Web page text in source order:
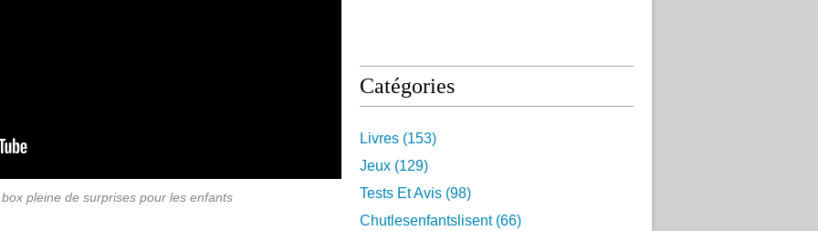
pleine de surprises pour les enfants
Catégories
Livres (153)
Jeux (129)
Tests Et Avis (98)
Chutlesenfantslisent(66)